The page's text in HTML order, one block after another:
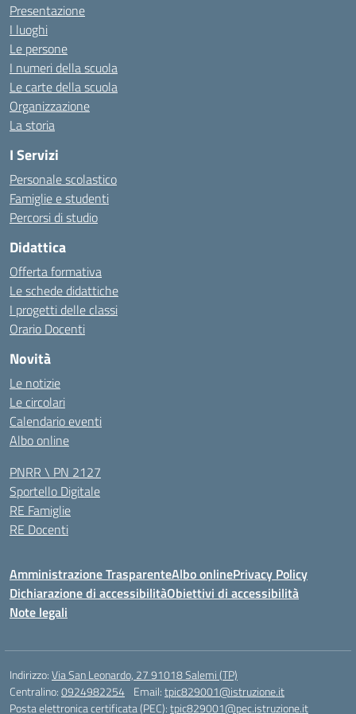
Presentazione
I luoghi
Le persone
I numeri della scuola
Le carte della scuola
Organizzazione
La storia
I Servizi
Personale scolastico
Famiglie e studenti
Percorsi di studio
Didattica
Offerta formativa
Le schede didattiche
I progetti delle classi
Orario Docenti
Novità
Le notizie
Le circolari
Calendario eventi
Albo online
PNRR \ PN 2127
Sportello Digitale
RE Famiglie
RE Docenti
Amministrazione TrasparenteAlbo onlinePrivacy Policy
Dichiarazione di accessibilitàObiettivi di accessibilità
Note legali
Indirizzo:Via San Leonardo, 27 91018 Salemi (TP)
Centralino:0924982254 Email:tpic829001@istruzione.it
Posta elettronica certificata (PEC):tpic829001@pec.istruzione.it